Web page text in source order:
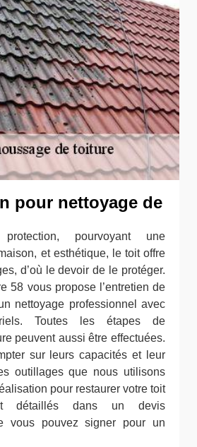
pour nettoyage de
pourvoyant une
et esthétique, le toit offre
d’où le devoir de le protéger.
58 vous propose l’entretien de
nettoyage professionnel avec
Toutes les étapes de
peuvent aussi être effectuées.
sur leurs capacités et leur
outillages que nous utilisons
pour restaurer votre toit
détaillés dans un devis
vous pouvez signer pour un